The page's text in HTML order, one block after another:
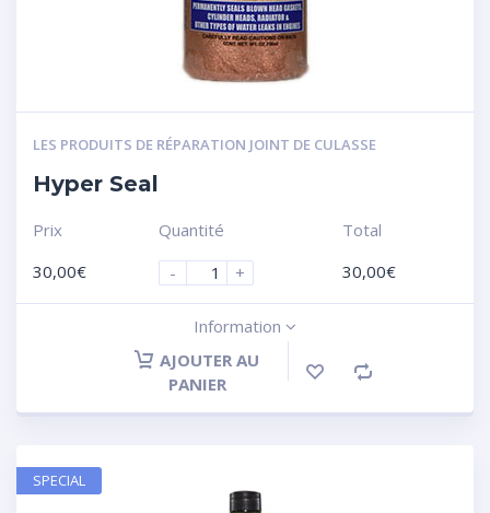
LES PRODUITS DE RÉPARATION JOINT DE CULASSE
Hyper Seal
Prix
30,00€
Quantité
-
+
Total
30,00€
Information
AJOUTER AU
PANIER
SPECIAL